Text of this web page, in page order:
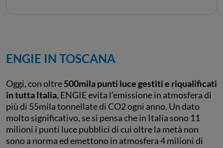
ENGIE IN TOSCANA
Oggi, con oltre500mila punti luce gestiti e riqualificati
in tutta Italia, ENGIE evita l’emissione in atmosfera di
più di 55mila tonnellate di CO2 ogni anno. Un dato
molto significativo, se si pensa che in Italia sono 11
milioni i punti luce pubblici di cui oltre la metà non
sono a norma ed emettono in atmosfera 4 milioni di